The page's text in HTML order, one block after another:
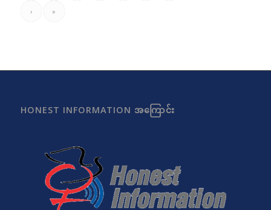
› »
HONEST INFORMATION အကြောင်း